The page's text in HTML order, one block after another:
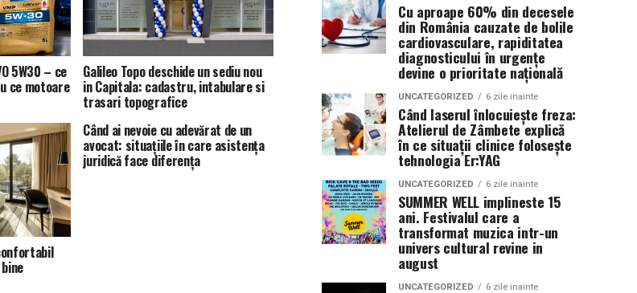
5W30 – ce
ce motoare
Galileo Topo deschide un sediu nou
in Capitala: cadastru, intabulare si
trasari topografice
Când ai nevoie cu adevărat de un
avocat: situațiile în care asistența
juridică face diferența
Cu aproape 60% din decesele
din România cauzate de bolile
cardiovasculare, rapiditatea
diagnosticului în urgențe
devine o prioritate națională
UNCATEGORIZED 6 zile inainte
Când laserul înlocuiește freza:
Atelierul de Zâmbete explică
în ce situații clinice folosește
tehnologia Er:YAG
UNCATEGORIZED 6 zile inainte
SUMMER WELL implineste 15
ani. Festivalul care a
transformat muzica intr-un
univers cultural revine in
august
UNCATEGORIZED 6 zile inainte